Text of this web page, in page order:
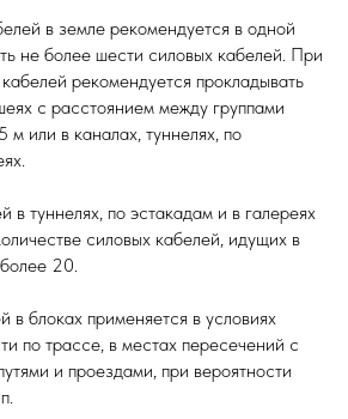
в земле рекомендуется в одной
не более шести силовых кабелей. При
рекомендуется прокладывать
с расстоянием между группами
или в каналах, туннелях, по
в туннелях, по эстакадам и в галереях
силовых кабелей, идущих в
20.
в блоках применяется в условиях
по трассе, в местах пересечений с
и проездами, при вероятности